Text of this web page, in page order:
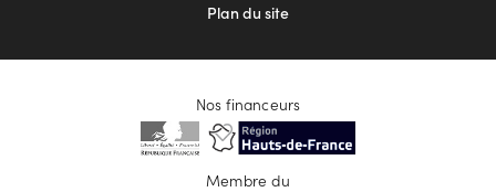
Plan du site
Nos financeurs
Membre du